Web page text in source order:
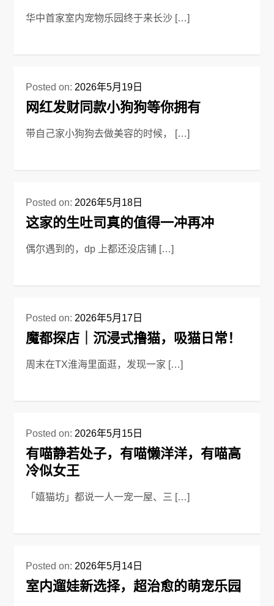
华中首家室内宠物乐园终于来长沙 […]
Posted on: 2026年5月19日
网红发财同款小狗狗等你拥有
带自己家小狗狗去做美容的时候， […]
Posted on: 2026年5月18日
这家的生吐司真的值得一冲再冲
偶尔遇到的，dp 上都还没店铺 […]
Posted on: 2026年5月17日
魔都探店｜沉浸式撸猫，吸猫日常！
周末在TX淮海里面逛，发现一家 […]
Posted on: 2026年5月15日
有喵静若处子，有喵懒洋洋，有喵高
冷似女王
「嬉猫坊」都说一人一宠一屋、三 […]
Posted on: 2026年5月14日
室内遛娃新选择，超治愈的萌宠乐园